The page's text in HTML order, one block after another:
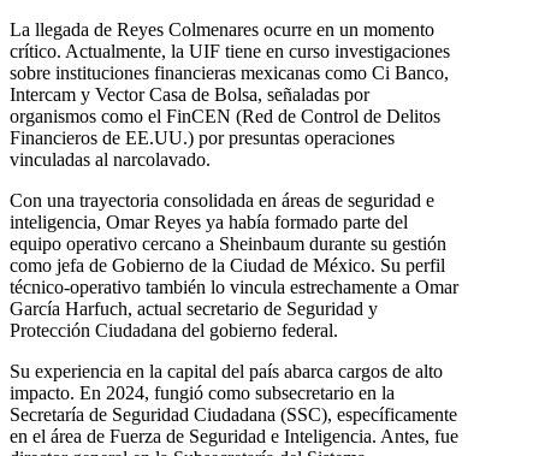
La llegada de Reyes Colmenares ocurre en un momento
crítico. Actualmente, la UIF tiene en curso investigaciones
sobre instituciones financieras mexicanas como Ci Banco,
Intercam y Vector Casa de Bolsa, señaladas por
organismos como el FinCEN (Red de Control de Delitos
Financieros de EE.UU.) por presuntas operaciones
vinculadas al narcolavado.
Con una trayectoria consolidada en áreas de seguridad e
inteligencia, Omar Reyes ya había formado parte del
equipo operativo cercano a Sheinbaum durante su gestión
como jefa de Gobierno de la Ciudad de México. Su perfil
técnico-operativo también lo vincula estrechamente a Omar
García Harfuch, actual secretario de Seguridad y
Protección Ciudadana del gobierno federal.
Su experiencia en la capital del país abarca cargos de alto
impacto. En 2024, fungió como subsecretario en la
Secretaría de Seguridad Ciudadana (SSC), específicamente
en el área de Fuerza de Seguridad e Inteligencia. Antes, fue